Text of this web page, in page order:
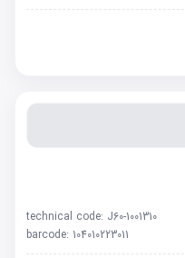
technical code: J60-1001310
barcode: 104010223011